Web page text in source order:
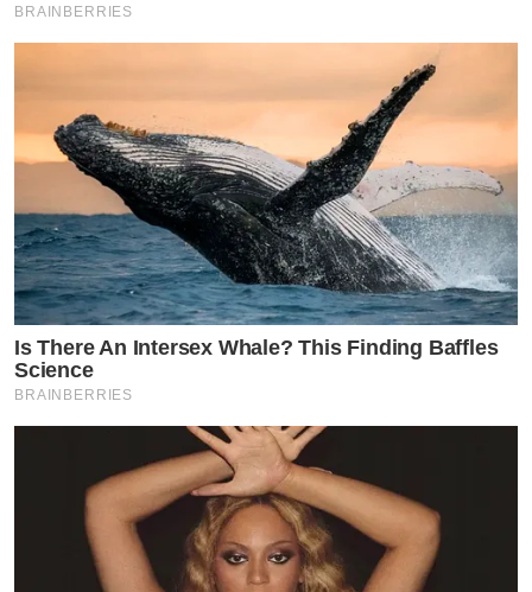
BRAINBERRIES
Is There An Intersex Whale? This Finding Baffles
Science
BRAINBERRIES